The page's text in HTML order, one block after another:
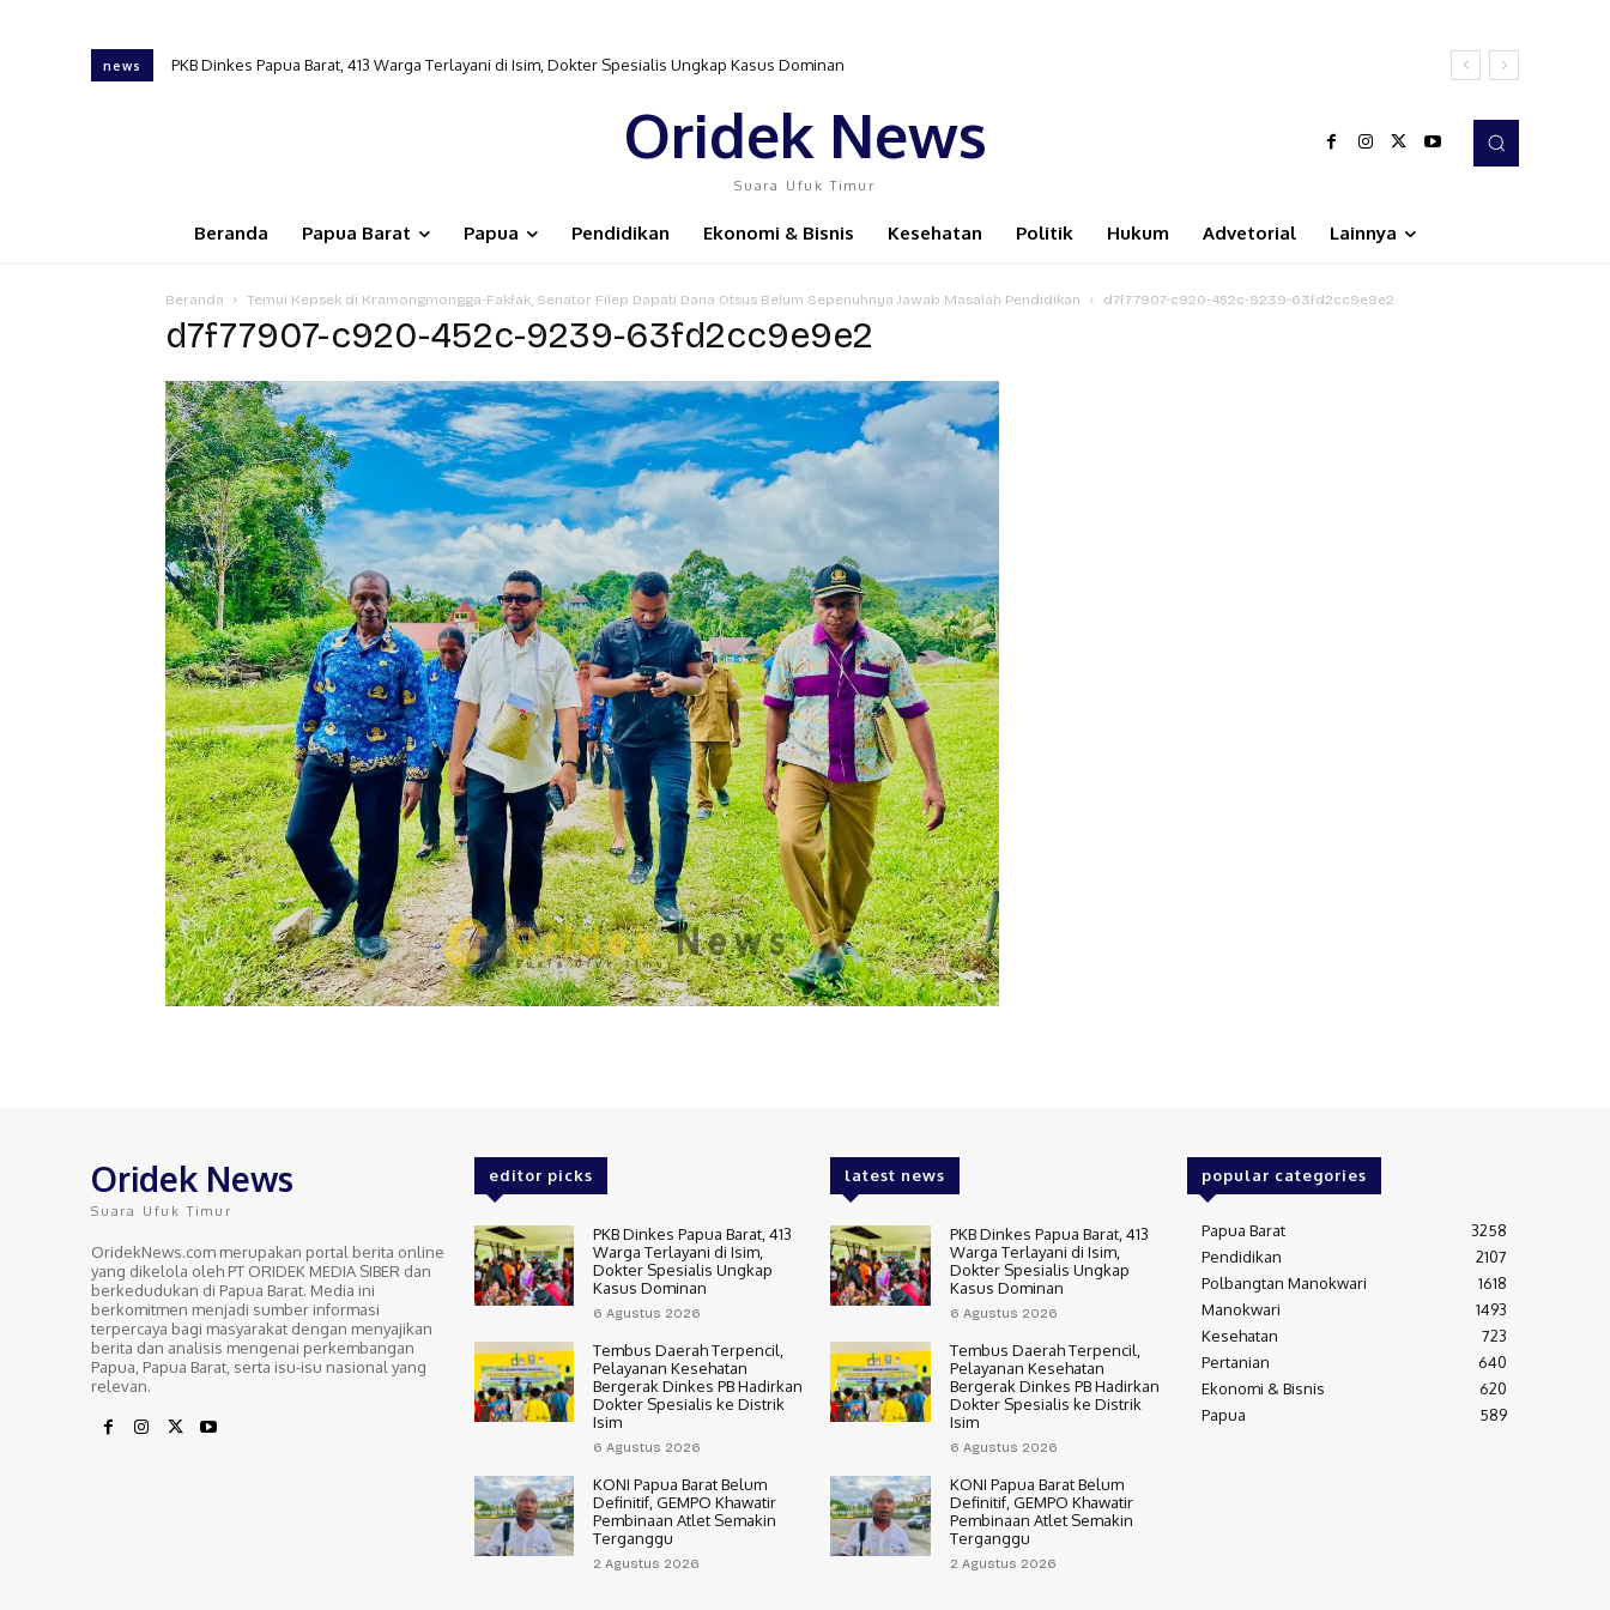
news PKB Dinkes Papua Barat, 413 Warga Terlayani di Isim, Dokter Spesialis Ungkap Kasus Dominan
Oridek News
Suara Ufuk Timur
Beranda Papua Barat Papua Pendidikan Ekonomi & Bisnis Kesehatan Politik Hukum Advetorial Lainnya
Beranda Temui Kepsek di Kramongmongga-Fakfak, Senator Filep Dapati Dana Otsus Belum Sepenuhnya Jawab Masalah Pendidikan d7f77907-c920-452c-9239-63fd2cc9e9e2
d7f77907-c920-452c-9239-63fd2cc9e9e2
Oridek News
Suara Ufuk Timur
OridekNews.com merupakan portal berita online
yang dikelola oleh PT ORIDEK MEDIA SIBER dan
berkedudukan di Papua Barat. Media ini
berkomitmen menjadi sumber informasi
terpercaya bagi masyarakat dengan menyajikan
berita dan analisis mengenai perkembangan
Papua, Papua Barat, serta isu-isu nasional yang
relevan.
editor picks
PKB Dinkes Papua Barat, 413
Warga Terlayani di Isim,
Dokter Spesialis Ungkap
Kasus Dominan
6 Agustus 2026
Tembus Daerah Terpencil,
Pelayanan Kesehatan
Bergerak Dinkes PB Hadirkan
Dokter Spesialis ke Distrik
Isim
6 Agustus 2026
KONI Papua Barat Belum
Definitif, GEMPO Khawatir
Pembinaan Atlet Semakin
Terganggu
2 Agustus 2026
latest news
PKB Dinkes Papua Barat, 413
Warga Terlayani di Isim,
Dokter Spesialis Ungkap
Kasus Dominan
6 Agustus 2026
Tembus Daerah Terpencil,
Pelayanan Kesehatan
Bergerak Dinkes PB Hadirkan
Dokter Spesialis ke Distrik
Isim
6 Agustus 2026
KONI Papua Barat Belum
Definitif, GEMPO Khawatir
Pembinaan Atlet Semakin
Terganggu
2 Agustus 2026
popular categories
Papua Barat
3258
Pendidikan
2107
Polbangtan Manokwari
1618
Manokwari
1493
Kesehatan
723
Pertanian
640
Ekonomi & Bisnis
620
Papua
589